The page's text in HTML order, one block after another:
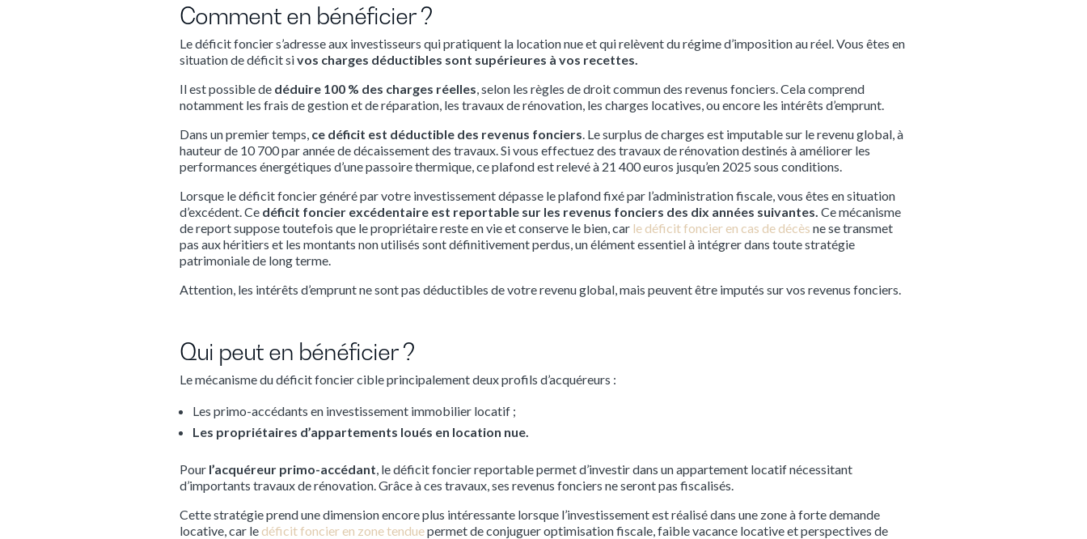
Comment en bénéficier ?
Le déficit foncier s’adresse aux investisseurs qui pratiquent la location nue et qui relèvent du régime d’imposition au réel. Vous êtes en
situation de déficit sivos charges déductibles sont supérieures à vos recettes.
Il est possible de déduire 100 % des charges réelles , selon les règles de droit commun des revenus fonciers. Cela comprend
notamment les frais de gestion et de réparation, les travaux de rénovation, les charges locatives, ou encore les intérêts d’emprunt.
Dans un premier temps, ce déficit est déductible des revenus fonciers . Le surplus de charges est imputable sur le revenu global, à
hauteur de 10 700 par année de décaissement des travaux. Si vous effectuez des travaux de rénovation destinés à améliorer les
performances énergétiques d’une passoire thermique, ce plafond est relevé à 21 400 euros jusqu’en 2025 sous conditions.
Lorsque le déficit foncier généré par votre investissement dépasse le plafond fixé par l’administration fiscale, vous êtes en situation
d’excédent. Ce déficit foncier excédentaire est reportable sur les revenus fonciers des dix années suivantes. Ce mécanisme
de report suppose toutefois que le propriétaire reste en vie et conserve le bien, car le déficit foncier en cas de décès ne se transmet
pas aux héritiers et les montants non utilisés sont définitivement perdus, un élément essentiel à intégrer dans toute stratégie
patrimoniale de long terme.
Attention, les intérêts d’emprunt ne sont pas déductibles de votre revenu global, mais peuvent être imputés sur vos revenus fonciers.
Qui peut en bénéficier ?
Le mécanisme du déficit foncier cible principalement deux profils d’acquéreurs :
Les primo-accédants en investissement immobilier locatif ;
Les propriétaires d’appartements loués en location nue.
Pour l’acquéreur primo-accédant , le déficit foncier reportable permet d’investir dans un appartement locatif nécessitant
d’importants travaux de rénovation. Grâce à ces travaux, ses revenus fonciers ne seront pas fiscalisés.
Cette stratégie prend une dimension encore plus intéressante lorsque l’investissement est réalisé dans une zone à forte demande
locative, car le déficit foncier en zone tenduepermet de conjuguer optimisation fiscale, faible vacance locative et perspectives de